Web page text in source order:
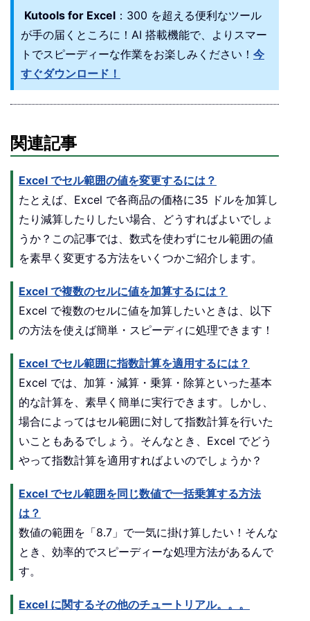
Kutools for Excel ：300 を超える便利なツール
が手の届くところに！AI 搭載機能で、よりスマー
トでスピーディーな作業をお楽しみください！ 今
すぐダウンロード！
関連記事
Excel でセル範囲の値を変更するには？
たとえば、Excel で各商品の価格に35 ドルを加算し
たり減算したりしたい場合、どうすればよいでしょ
うか？この記事では、数式を使わずにセル範囲の値
を素早く変更する方法をいくつかご紹介します。
Excel で複数のセルに値を加算するには？
Excel で複数のセルに値を加算したいときは、以下
の方法を使えば簡単・スピーディに処理できます！
Excel でセル範囲に指数計算を適用するには？
Excel では、加算・減算・乗算・除算といった基本
的な計算を、素早く簡単に実行できます。しかし、
場合によってはセル範囲に対して指数計算を行いた
いこともあるでしょう。そんなとき、Excel でどう
やって指数計算を適用すればよいのでしょうか？
Excel でセル範囲を同じ数値で一括乗算する方法
は？
数値の範囲を「8.7」で一気に掛け算したい！そんな
とき、効率的でスピーディーな処理方法があるんで
す。
Excel に関するその他のチュートリアル。。。